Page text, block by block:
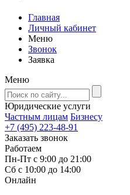
Главная
Личный кабинет
Меню
Звонок
Заявка
Меню
Юридические услуги
Частным лицам Бизнесу
+7 (495) 223-48-91
Заказать звонок
Работаем
Пн-Пт с 9:00 до 21:00
Сб с 10:00 до 14:00
Онлайн